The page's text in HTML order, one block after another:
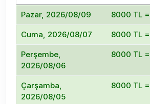
Pazar, 2026/08/09 8000 TL
Cuma, 2026/08/07 8000 TL
Perşembe,
2026/08/06
8000 TL
Çarşamba,
2026/08/05
8000 TL